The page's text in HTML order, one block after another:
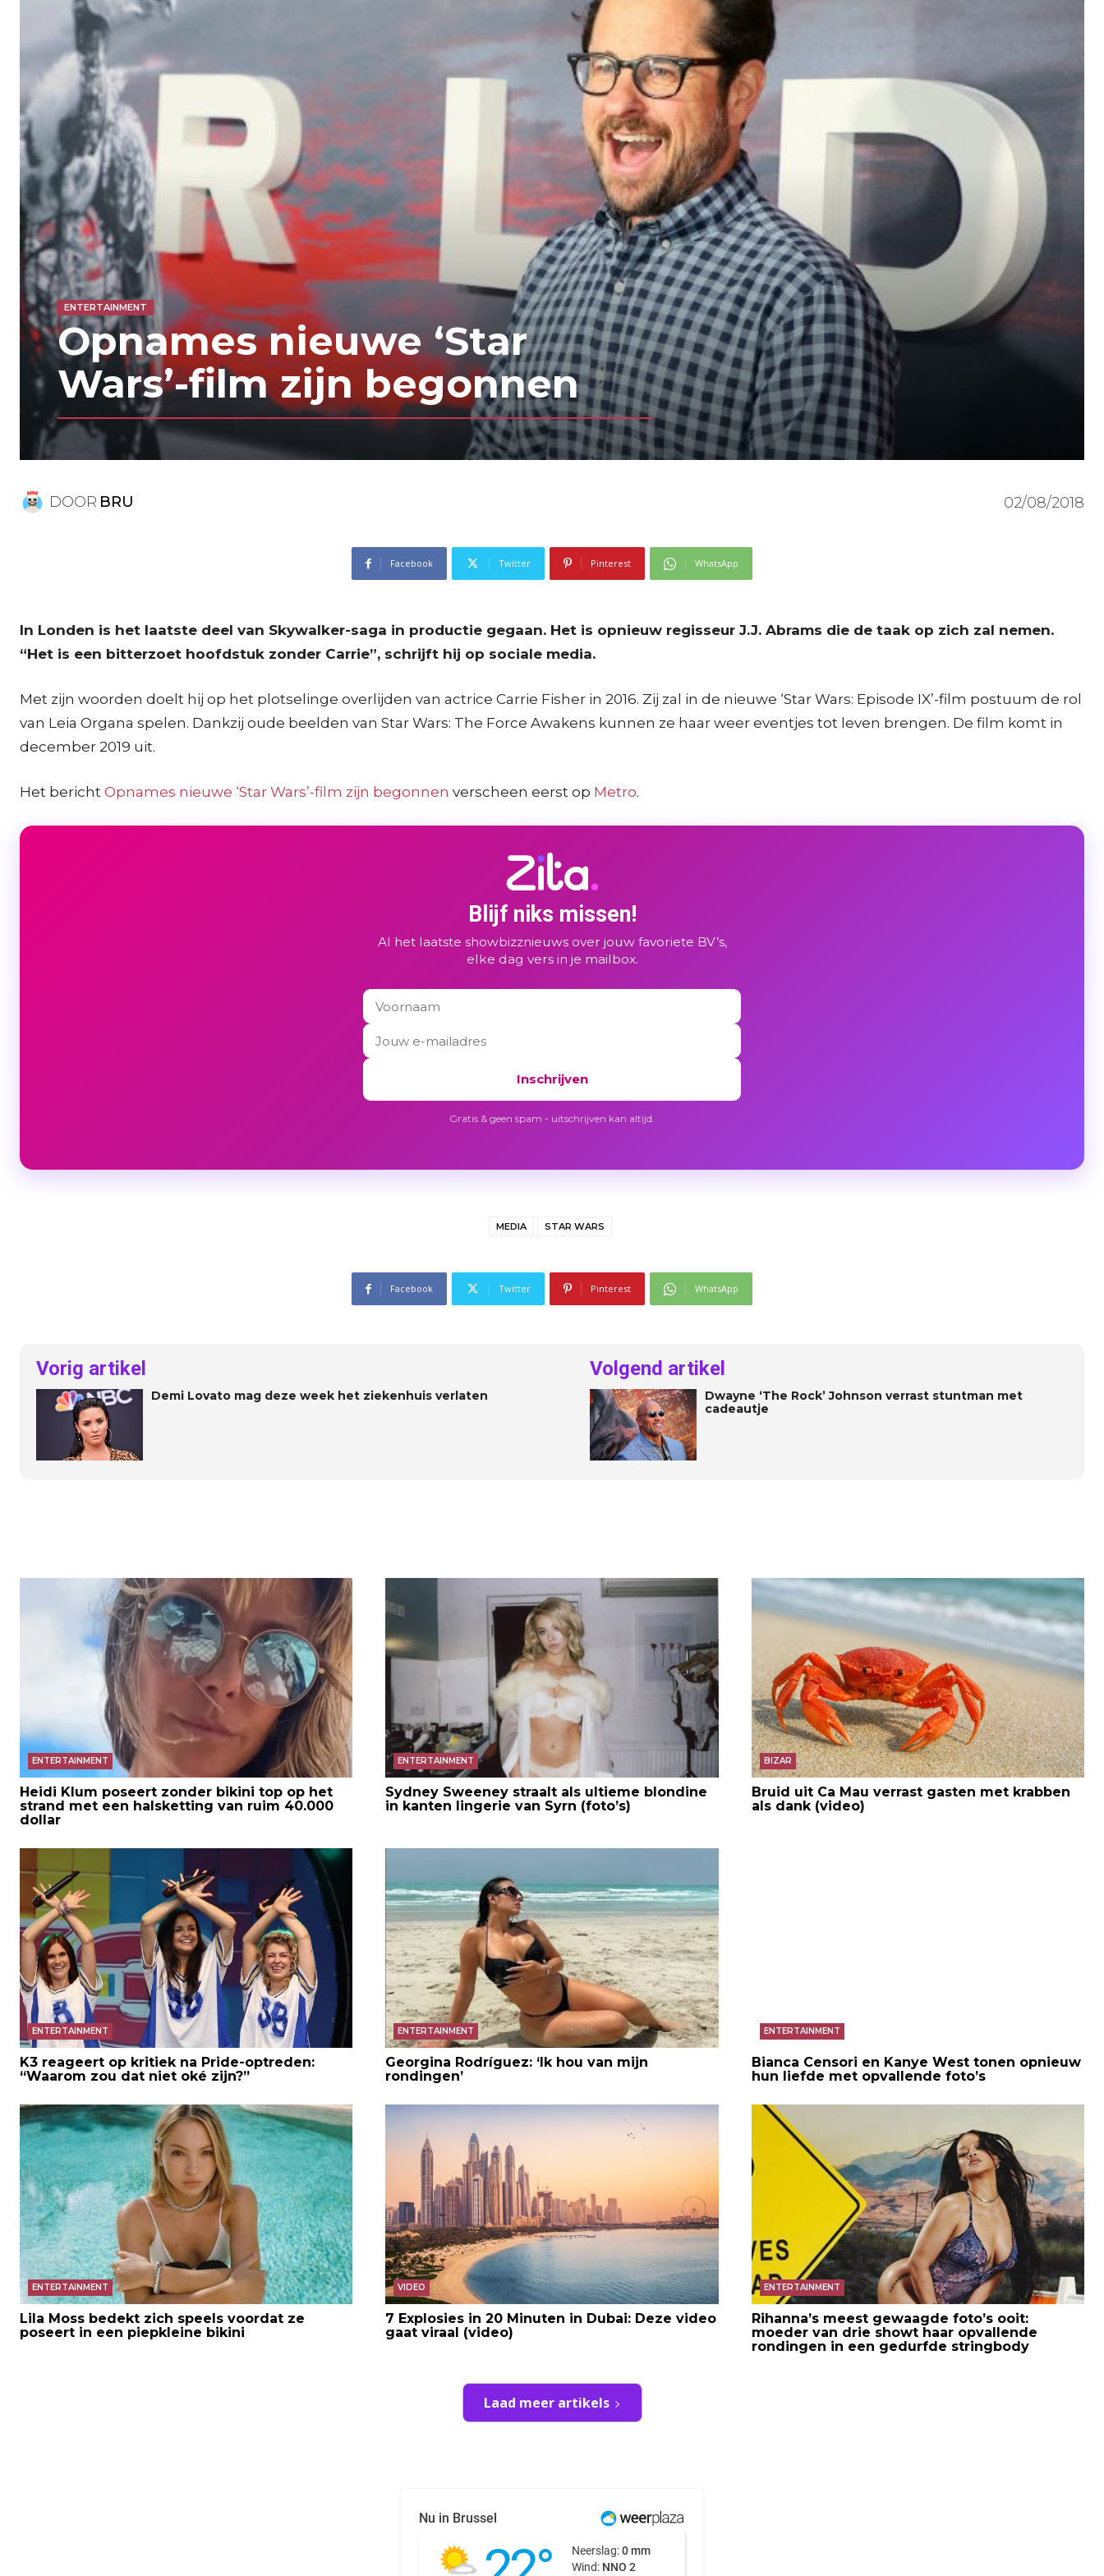
ENTERTAINMENT
Opnames nieuwe ‘Star
Wars’-film zijn begonnen
DOOR BRU 02/08/2018
Facebook Twitter Pinterest WhatsApp
In Londen is het laatste deel van Skywalker-saga in productie gegaan. Het is opnieuw regisseur J.J. Abrams die de taak op zich zal nemen.
“Het is een bitterzoet hoofdstuk zonder Carrie”, schrijft hij op sociale media.
Met zijn woorden doelt hij op het plotselinge overlijden van actrice Carrie Fisher in 2016. Zij zal in de nieuwe ‘Star Wars: Episode IX’-film postuum de rol
van Leia Organa spelen. Dankzij oude beelden van Star Wars: The Force Awakens kunnen ze haar weer eventjes tot leven brengen. De film komt in
december 2019 uit.
Het bericht Opnames nieuwe ‘Star Wars’-film zijn begonnen verscheen eerst op Metro.
Blijf niks missen!
Al het laatste showbizznieuws over jouw favoriete BV’s,
elke dag vers in je mailbox.
Inschrijven
Gratis & geen spam - uitschrijven kan altijd.
MEDIA STAR WARS
Facebook Twitter Pinterest WhatsApp
Vorig artikel
Demi Lovato mag deze week het ziekenhuis verlaten
Volgend artikel
Dwayne ‘The Rock’ Johnson verrast stuntman met
cadeautje
ENTERTAINMENT
Heidi Klum poseert zonder bikini top op het
strand met een halsketting van ruim 40.000
dollar
ENTERTAINMENT
Sydney Sweeney straalt als ultieme blondine
in kanten lingerie van Syrn (foto’s)
BIZAR
Bruid uit Ca Mau verrast gasten met krabben
als dank (video)
ENTERTAINMENT
K3 reageert op kritiek na Pride-optreden:
“Waarom zou dat niet oké zijn?”
ENTERTAINMENT
Georgina Rodríguez: ‘Ik hou van mijn
rondingen’
ENTERTAINMENT
Bianca Censori en Kanye West tonen opnieuw
hun liefde met opvallende foto’s
ENTERTAINMENT
Lila Moss bedekt zich speels voordat ze
poseert in een piepkleine bikini
VIDEO
7 Explosies in 20 Minuten in Dubai: Deze video
gaat viraal (video)
ENTERTAINMENT
Rihanna’s meest gewaagde foto’s ooit:
moeder van drie showt haar opvallende
rondingen in een gedurfde stringbody
Laad meer artikels